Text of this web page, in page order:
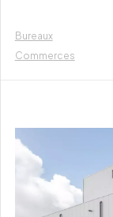
Bureaux
Commerces